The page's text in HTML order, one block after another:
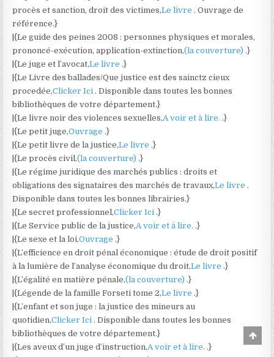
procès et sanction, droit des victimes,Le livre . Ouvrage de
référence.}
|{Le guide des peines 2008 : personnes physiques et morales,
prononcé-exécution, application-extinction,(la couverture) .}
|{Le juge et l’avocat,Le livre .}
|{Le Livre des ballades/Que justice est des sainctz cieux
procedée,Clicker Ici . Disponible dans toutes les bonnes
bibliothèques de votre département.}
|{Le livre noir des violences sexuelles,A voir et à lire. .}
|{Le petit juge,Ouvrage .}
|{Le petit livre de la justice,Le livre .}
|{Le procès civil,(la couverture) .}
|{Le régime juridique des marchés publics : droits et
obligations des signataires des marchés de travaux,Le livre .
Disponible dans toutes les bonnes librairies.}
|{Le secret professionnel,Clicker Ici .}
|{Le Service public de la justice,A voir et à lire. .}
|{Le sexe et la loi,Ouvrage .}
|{L’efficience en droit pénal économique : étude de droit positif
à la lumière de l’analyse économique du droit,Le livre .}
|{L’égalité en matière pénale,(la couverture) .}
|{Légende de la famille Forseti tome 2,Le livre .}
|{L’enfant et son juge : la justice des mineurs au
quotidien,Clicker Ici . Disponible dans toutes les bonnes
bibliothèques de votre département.}
|{Les aveux d’un juge d’instruction,A voir et à lire. .}
to
Top